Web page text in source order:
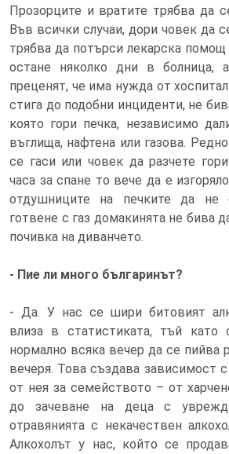
Прозорците и вратите трябва да
Във всички случаи, дори човек да
трябва да потърси лекарска
остане няколко дни в болница,
преценят, че има нужда от
стига до подобни инциденти, не
която гори печка, независимо
въглища, нафтена или газова.
се гаси или човек да разчете
часа за спане то вече да е
отдушниците на печките да не
готвене с газ домакинята не бива
почивка на диванчето.
- Пие ли много българинът?
- Да. У нас се шири битовият
влиза в статистиката, тъй
нормално всяка вечер да се пийва
вечеря. Това създава зависимост
от нея за семейството – от
до зачеване на деца с
отравянията с некачествен
Алкохолът у нас, който се